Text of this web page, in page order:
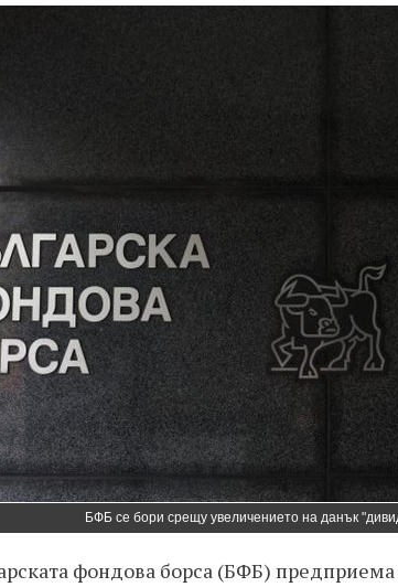
БФБ се бори срещу увеличението на данък
фондова борса (БФБ)